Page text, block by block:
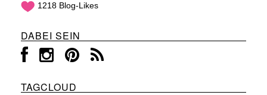
1218 Blog-Likes
DABEI SEIN
TAGCLOUD